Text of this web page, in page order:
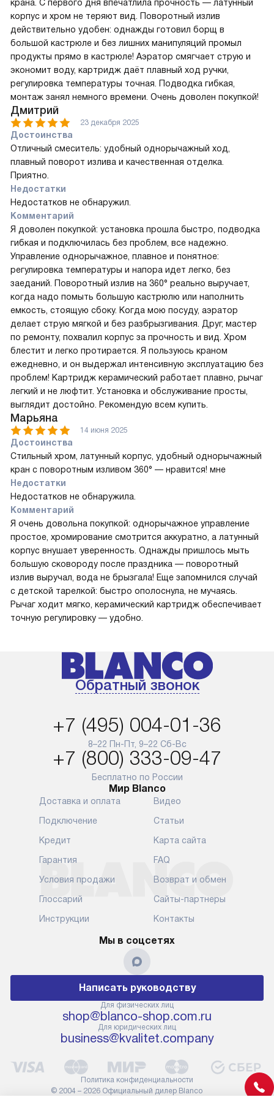
крана. С первого дня впечатлила прочность — латунный
корпус и хром не теряют вид. Поворотный излив
действительно удобен: однажды готовил борщ в
большой кастрюле и без лишних манипуляций промыл
продукты прямо в кастрюле! Аэратор смягчает струю и
экономит воду, картридж даёт плавный ход ручки,
регулировка температуры точная. Подводка гибкая,
монтаж занял немного времени. Очень доволен покупкой!
Дмитрий
23 декабря 2025
Достоинства
Отличный смеситель: удобный однорычажный ход,
плавный поворот излива и качественная отделка.
Приятно.
Недостатки
Недостатков не обнаружил.
Комментарий
Я доволен покупкой: установка прошла быстро, подводка
гибкая и подключилась без проблем, все надежно.
Управление однорычажное, плавное и понятное:
регулировка температуры и напора идет легко, без
заеданий. Поворотный излив на 360° реально выручает,
когда надо помыть большую кастрюлю или наполнить
емкость, стоящую сбоку. Когда мою посуду, аэратор
делает струю мягкой и без разбрызгивания. Друг, мастер
по ремонту, похвалил корпус за прочность и вид. Хром
блестит и легко протирается. Я пользуюсь краном
ежедневно, и он выдержал интенсивную эксплуатацию без
проблем! Картридж керамический работает плавно, рычаг
легкий и не люфтит. Установка и обслуживание просты,
выглядит достойно. Рекомендую всем купить.
Марьяна
14 июня 2025
Достоинства
Стильный хром, латунный корпус, удобный однорычажный
кран с поворотным изливом 360° — нравится! мне
Недостатки
Недостатков не обнаружила.
Комментарий
Я очень довольна покупкой: однорычажное управление
простое, хромирование смотрится аккуратно, а латунный
корпус внушает уверенность. Однажды пришлось мыть
большую сковороду после праздника — поворотный
излив выручал, вода не брызгала! Еще запомнился случай
с детской тарелкой: быстро ополоснула, не мучаясь.
Рычаг ходит мягко, керамический картридж обеспечивает
точную регулировку — удобно.
Обратный звонок
+7 (495) 004-01-36
8–22 Пн-Пт, 9–22 Сб-Вс
+7 (800) 333-09-47
Бесплатно по России
Мир Blanco
Доставка и оплата
Подключение
Кредит
Гарантия
Условия продажи
Глоссарий
Инструкции
Видео
Статьи
Карта сайта
FAQ
Возврат и обмен
Сайты-партнеры
Контакты
Мы в соцсетях
Написать руководству
Для физических лиц
shop@blanco-shop.com.ru
Для юридических лиц
business@kvalitet.company
© 2004 – 2026 Официальный дилер Blanco
Политика конфиденциальности